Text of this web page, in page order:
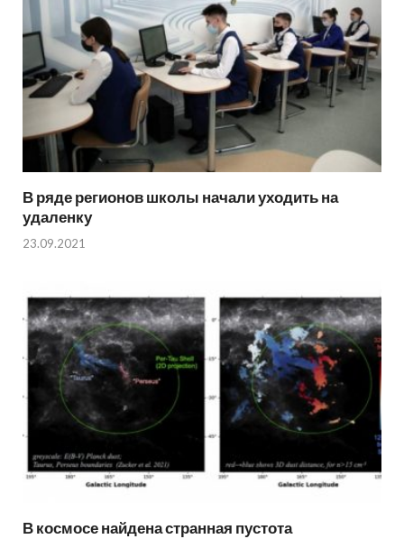
В ряде регионов школы начали уходить на
удаленку
23.09.2021
В космосе найдена странная пустота